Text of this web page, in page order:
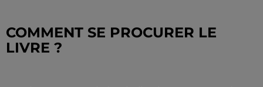
COMMENT SE PROCURER LE
LIVRE ?